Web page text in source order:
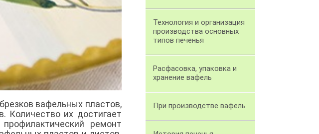
вафельных пластов,
Количество их достигает
ремонт
Технология и организация
производства основных
типов печенья
Расфасовка, упаковка и
хранение вафель
При производстве вафель